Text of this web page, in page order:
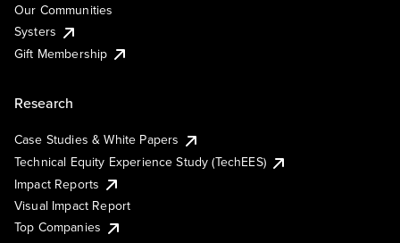
Our Communities
Systers
Gift Membership
Research
Case Studies & White Papers
Technical Equity Experience Study (TechEES)
Impact Reports
Visual Impact Report
Top Companies